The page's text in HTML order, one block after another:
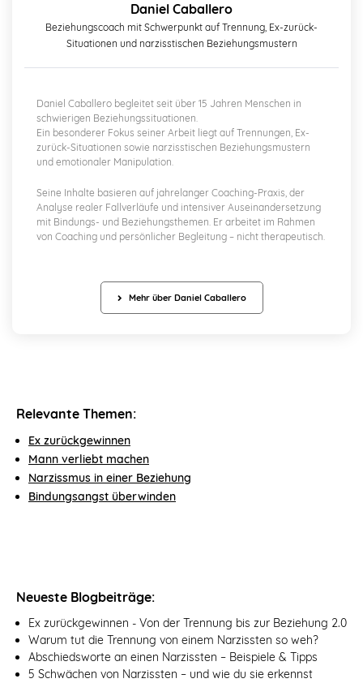
Daniel Caballero
Beziehungscoach mit Schwerpunkt auf Trennung, Ex-zurück-
Situationen und narzisstischen Beziehungsmustern
Daniel Caballero begleitet seit über 15 Jahren Menschen in
schwierigen Beziehungssituationen.
Ein besonderer Fokus seiner Arbeit liegt auf Trennungen, Ex-
zurück-Situationen sowie narzisstischen Beziehungsmustern
und emotionaler Manipulation.
Seine Inhalte basieren auf jahrelanger Coaching-Praxis, der
Analyse realer Fallverläufe und intensiver Auseinandersetzung
mit Bindungs- und Beziehungsthemen. Er arbeitet im Rahmen
von Coaching und persönlicher Begleitung – nicht therapeutisch.
Mehr über Daniel Caballero
Relevante Themen:
Ex zurückgewinnen
Mann verliebt machen
Narzissmus in einer Beziehung
Bindungsangst überwinden
Neueste Blogbeiträge:
Ex zurückgewinnen - Von der Trennung bis zur Beziehung 2.0
Warum tut die Trennung von einem Narzissten so weh?
Abschiedsworte an einen Narzissten – Beispiele & Tipps
5 Schwächen von Narzissten – und wie du sie erkennst